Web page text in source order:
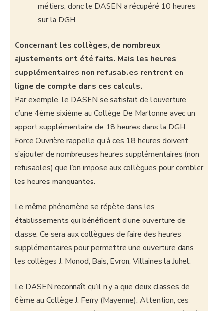
métiers, donc le DASEN a récupéré 10 heures
sur la DGH.
Concernant les collèges, de nombreux
ajustements ont été faits. Mais les heures
supplémentaires non refusables rentrent en
ligne de compte dans ces calculs.
Par exemple, le DASEN se satisfait de l’ouverture
d’une 4ème sixième au Collège De Martonne avec un
apport supplémentaire de 18 heures dans la DGH.
Force Ouvrière rappelle qu’à ces 18 heures doivent
s’ajouter de nombreuses heures supplémentaires (non
refusables) que l’on impose aux collègues pour combler
les heures manquantes.
Le même phénomène se répète dans les
établissements qui bénéficient d’une ouverture de
classe. Ce sera aux collègues de faire des heures
supplémentaires pour permettre une ouverture dans
les collèges J. Monod, Bais, Evron, Villaines la Juhel.
Le DASEN reconnaît qu’il n’y a que deux classes de
6ème au Collège J. Ferry (Mayenne). Attention, ces